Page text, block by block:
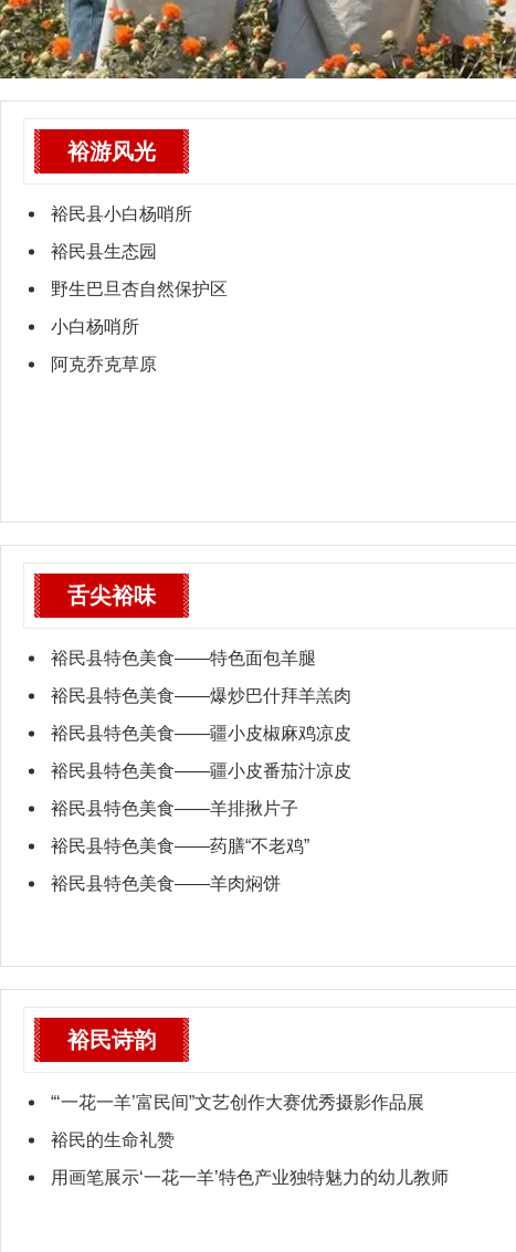
裕游风光
裕民县小白杨哨所
裕民县生态园
野生巴旦杏自然保护区
小白杨哨所
阿克乔克草原
舌尖裕味
裕民县特色美食——特色面包羊腿
裕民县特色美食——爆炒巴什拜羊羔肉
裕民县特色美食——疆小皮椒麻鸡凉皮
裕民县特色美食——疆小皮番茄汁凉皮
裕民县特色美食——羊排揪片子
裕民县特色美食——药膳“不老鸡”
裕民县特色美食——羊肉焖饼
裕民诗韵
“‘一花一羊’富民间”文艺创作大赛优秀摄影作品展
裕民的生命礼赞
用画笔展示‘一花一羊’特色产业独特魅力的幼儿教师